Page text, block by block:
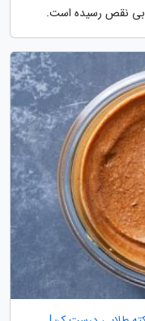
بی نقص رسیده است.